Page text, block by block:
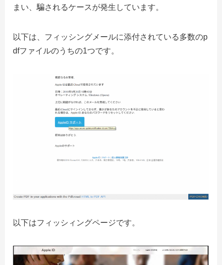
まい、騙されるケースが発生しています。
以下は、フィッシングメールに添付されている多数のp
dfファイルのうちの1つです。
以下はフィッシィングページです。